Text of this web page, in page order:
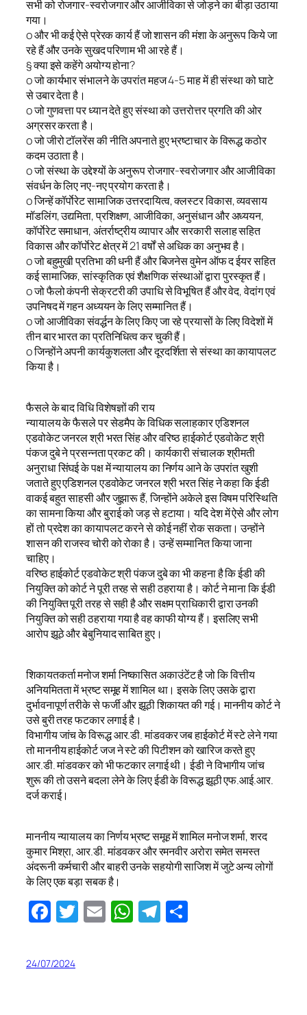
सभी को रोजगार-स्वरोजगार और आजीविका से जोड़ने का बीड़ा उठाया
गया।
o और भी कई ऐसे प्रेरक कार्य हैं जो शासन की मंशा के अनुरूप किये जा
रहे हैं और उनके सुखद परिणाम भी आ रहे हैं।
§ क्या इसे कहेंगे अयोग्य होना?
o जो कार्यभार संभालने के उपरांत महज 4-5 माह में ही संस्था को घाटे
से उबार देता है।
o जो गुणवत्ता पर ध्यान देते हुए संस्था को उत्तरोत्तर प्रगति की ओर
अग्रसर करता है।
o जो जीरो टॉलरेंस की नीति अपनाते हुए भ्रष्टाचार के विरूद्ध कठोर
कदम उठाता है।
o जो संस्था के उद्देश्यों के अनुरूप रोजगार-स्वरोजगार और आजीविका
संवर्धन के लिए नए-नए प्रयोग करता है।
o जिन्हें कॉर्पाेरेट सामाजिक उत्तरदायित्व, क्लस्टर विकास, व्यवसाय
मॉडलिंग, उद्यमिता, प्रशिक्षण, आजीविका, अनुसंधान और अध्ययन,
कॉर्पाेरेट समाधान, अंतर्राष्ट्रीय व्यापार और सरकारी सलाह सहित
विकास और कॉर्पाेरेट क्षेत्र में 21 वर्षों से अधिक का अनुभव है।
o जो बहुमुखी प्रतिभा की धनी हैं और बिजनेस वुमेन ऑफ द ईयर सहित
कई सामाजिक, सांस्कृतिक एवं शैक्षणिक संस्थाओं द्वारा पुरस्कृत हैं।
o जो फैलो कंपनी सेक्रटरी की उपाधि से विभूषित हैं और वेद, वेदांग एवं
उपनिषद में गहन अध्ययन के लिए सम्मानित हैं।
o जो आजीविका संवर्द्धन के लिए किए जा रहे प्रयासों के लिए विदेशों में
तीन बार भारत का प्रतिनिधित्व कर चुकी हैं।
o जिन्होंने अपनी कार्यकुशलता और दूरदर्शिता से संस्था का कायापलट
किया है।
फैसले के बाद विधि विशेषज्ञों की राय
न्यायालय के फैसले पर सेडमैप के विधिक सलाहकार एडिशनल
एडवोकेट जनरल श्री भरत सिंह और वरिष्ठ हाईकोर्ट एडवोकेट श्री
पंकज दुबे ने प्रसन्नता प्रकट की। कार्यकारी संचालक श्रीमती
अनुराधा सिंघई के पक्ष में न्यायालय का निर्णय आने के उपरांत खुशी
जताते हुए एडिशनल एडवोकेट जनरल श्री भरत सिंह ने कहा कि ईडी
वाकई बहुत साहसी और जुझारू हैं, जिन्होंने अकेले इस विषम परिस्थिति
का सामना किया और बुराई को जड़ से हटाया। यदि देश में ऐसे और लोग
हों तो प्रदेश का कायापलट करने से कोई नहीं रोक सकता। उन्होंने
शासन की राजस्व चोरी को रोका है। उन्हें सम्मानित किया जाना
चाहिए।
वरिष्ठ हाईकोर्ट एडवोकेट श्री पंकज दुबे का भी कहना है कि ईडी की
नियुक्ति को कोर्ट ने पूरी तरह से सही ठहराया है। कोर्ट ने माना कि ईडी
की नियुक्ति पूरी तरह से सही है और सक्षम प्राधिकारी द्वारा उनकी
नियुक्ति को सही ठहराया गया है वह काफी योग्य हैं। इसलिए सभी
आरोप झूठे और बेबुनियाद साबित हुए।
शिकायतकर्ता मनोज शर्मा निष्कासित अकाउंटेंट है जो कि वित्तीय
अनियमितता में भ्रष्ट समूह में शामिल था। इसके लिए उसके द्वारा
दुर्भावनापूर्ण तरीके से फर्जी और झूठी शिकायत की गई। माननीय कोर्ट ने
उसे बुरी तरह फटकार लगाई है।
विभागीय जांच के विरूद्ध आर.डी. मांडवकर जब हाईकोर्ट में स्टे लेने गया
तो माननीय हाईकोर्ट जज ने स्टे की पिटीशन को खारिज करते हुए
आर.डी. मांडवकर को भी फटकार लगाई थी। ईडी ने विभागीय जांच
शुरू की तो उसने बदला लेने के लिए ईडी के विरूद्ध झूठी एफ.आई.आर.
दर्ज कराई।
माननीय न्यायालय का निर्णय भ्रष्ट समूह में शामिल मनोज शर्मा, शरद
कुमार मिश्रा, आर.डी. मांडवकर और रमनवीर अरोरा समेत समस्त
अंदरूनी कर्मचारी और बाहरी उनके सहयोगी साजिश में जुटे अन्य लोगों
के लिए एक बड़ा सबक है।
Facebook
Twitter
EmailWhatsApp
Telegram
24/07/2024